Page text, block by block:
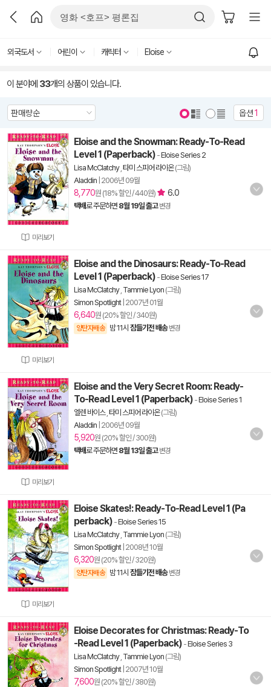
외국도서 어린이 캐릭터 Eloise
이 분야에 33개의 상품이 있습니다.
옵션1
미리보기
Eloise and the Snowman: Ready-To-Read
Level 1 (Paperback) -Eloise Series 2
Lisa McClatchy, 타미 스피어 라이온(그림)
Aladdin 2006년 09월
8,770원 (18% 할인 / 440원) 6.0
택배로 주문하면 8월 19일 출고 변경
미리보기
Eloise and the Dinosaurs: Ready-To-Read
Level 1 (Paperback) -Eloise Series 17
Lisa McClatchy, Tammie Lyon (그림)
Simon Spotlight| 2007년 01월
6,640원 (20% 할인 / 340원)
양탄자배송 밤 11시 잠들기전 배송 변경
미리보기
Eloise and the Very Secret Room: Ready-
To-Read Level 1 (Paperback) -Eloise Series 1
엘렌 바이스, 타미 스피어 라이온(그림)
Aladdin 2006년 09월
5,920원 (20% 할인 / 300원)
택배로 주문하면 8월 13일 출고 변경
미리보기
Eloise Skates!: Ready-To-Read Level 1 (Pa
perback) -Eloise Series 15
Lisa McClatchy, Tammie Lyon (그림)
Simon Spotlight| 2008년 10월
6,320원 (20% 할인 / 320원)
양탄자배송 밤 11시 잠들기전 배송 변경
Eloise Decorates for Christmas: Ready-To
-Read Level 1 (Paperback) -Eloise Series 3
Lisa McClatchy, Tammie Lyon (그림)
Simon Spotlight| 2007년 10월
7,600원 (20% 할인 / 380원)